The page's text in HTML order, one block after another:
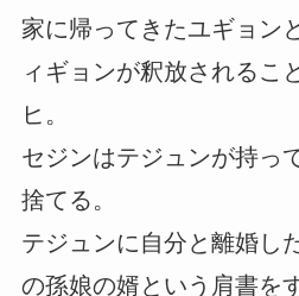
家に帰ってきたユギョン
ィギョンが釈放されるこ
ヒ。
セジンはテジュンが持っ
捨てる。
テジュンに自分と離婚し
の孫娘の婿という肩書を